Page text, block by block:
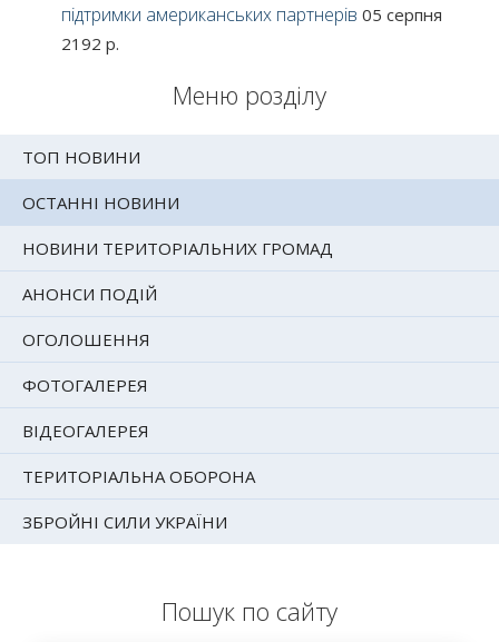
Меню розділу
ТОП НОВИНИ
ОСТАННІ НОВИНИ
НОВИНИ ТЕРИТОРІАЛЬНИХ ГРОМАД
АНОНСИ ПОДІЙ
ОГОЛОШЕННЯ
ФОТОГАЛЕРЕЯ
ВІДЕОГАЛЕРЕЯ
ТЕРИТОРІАЛЬНА ОБОРОНА
ЗБРОЙНІ СИЛИ УКРАЇНИ
Пошук по сайту
підтримки американських партнерів 05 серпня
2192 р.